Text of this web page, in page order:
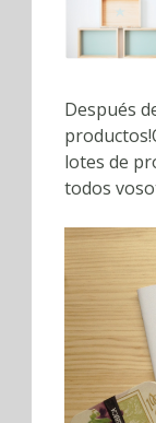
Después
lotes de
todos